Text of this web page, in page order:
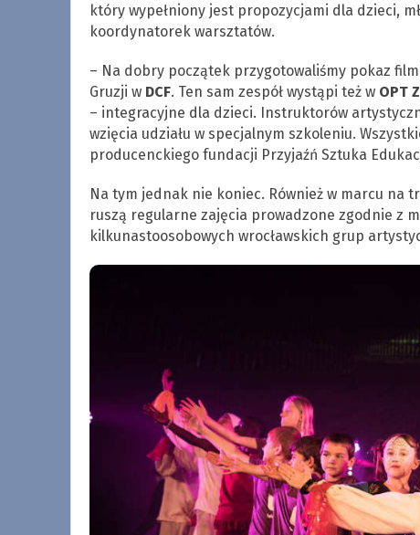
który wypełniony jest propozycjami dla dzieci,
koordynatorek warsztatów.
– Na dobry początek przygotowaliśmy pokaz
Gruzji w DCF. Ten sam zespół wystąpi też w OPT
– integracyjne dla dzieci. Instruktorów
wzięcia udziału w specjalnym szkoleniu.
producenckiego fundacji Przyjaźń Sztuka
Na tym jednak nie koniec. Również w marcu na
ruszą regularne zajęcia prowadzone zgodnie z
kilkunastoosobowych wrocławskich grup